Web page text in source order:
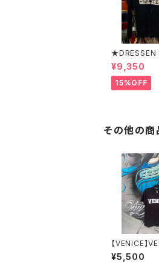
★DRESSEN
★ERIC
ACK ZIP
KER ドレッセ
ツスケート エ
¥9,350
15%OFF
その他の商
【VENICE】
G LOGO T-
¥5,500